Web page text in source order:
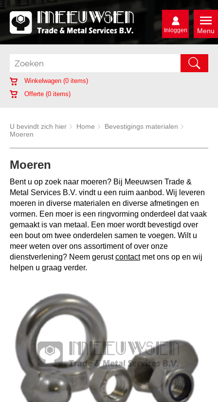
Menu
Inloggen
Winkelwagen (0 items)
Offerte (0 items)
U bevindt zich hier Home
Bevestigings materialen
Moeren
Moeren
Bent u op zoek naar moeren? Bij Meeuwsen Trade &
Metal Services B.V. vindt u een ruim aanbod. Wij leveren
moeren in diverse materialen en diverse afmetingen en
vormen. Een moer is een ringvorming onderdeel dat vaak
gemaakt is van metaal. Een moer wordt bevestigd over
een bout om twee onderdelen samen te voegen. Wilt u
meer weten over ons assortiment of over onze
dienstverlening? Neem gerustcontactmet ons op en wij
helpen u graag verder.